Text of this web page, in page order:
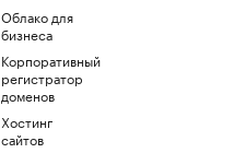
Облако для
бизнеса
Корпоративный
регистратор
доменов
Хостинг
сайтов